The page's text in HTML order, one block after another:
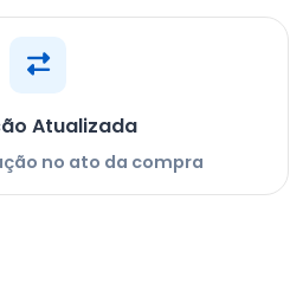
Atualizada
no ato da compra